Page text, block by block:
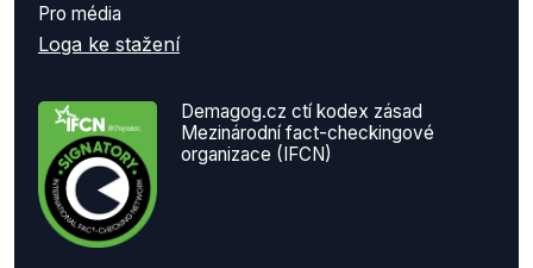
Pro média
Loga ke stažení
Demagog.cz ctí kodex zásad
Mezinárodní fact-checkingové
organizace (IFCN)